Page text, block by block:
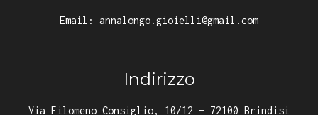
Email: annalongo.gioielli@gmail.com
Indirizzo
Via Filomeno Consiglio, 10/12 – 72100 Brindisi